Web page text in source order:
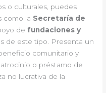
o culturales, puedes
como la Secretaría de
de fundaciones y
de este tipo. Presenta un
comunitario y
o préstamo de
no lucrativa de la